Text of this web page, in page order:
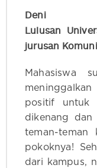
Deni
Lulusan
jurusan
Mahasiswa
positif untuk
dikenang
teman-teman
pokoknya!
dari kampus,